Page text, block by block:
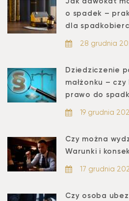
o spadek –
dla
28 grudnia
Dziedziczenie
małżonku –
prawo do
19 grudnia
Czy można
Warunki i
17 grudnia
Czy osoba